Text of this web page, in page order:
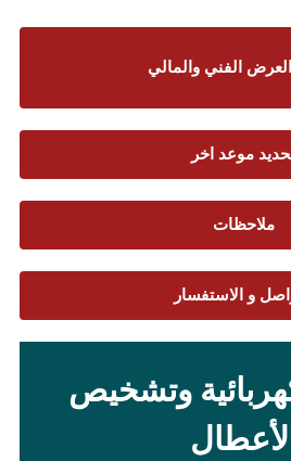
الفني والمالي
موعد اخر
ملاحظات
و الاستفسار
وتشخيص